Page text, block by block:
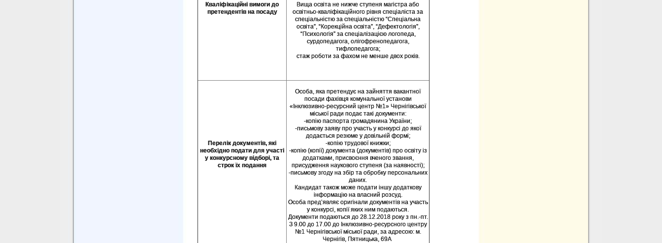
Кваліфікаційні вимоги до
претендентів на посаду
Вища освіта не нижче ступеня магістра або
освітньо-кваліфікаційного рівня спеціаліста за
спеціальністю за спеціальністю “Спеціальна
освіта”, “Корекційна освіта”, “Дефектологія”,
“Психологія” за спеціалізацією логопеда,
сурдопедагога, олігофренопедагога,
тифлопедагога;
стаж роботи за фахом не менше двох років.
Перелік документів, які
необхідно подати для участі
у конкурсному відборі, та
строк їх подання
Особа, яка претендує на зайняття вакантної
посади фахівця комунальної установи
«Інклюзивно-ресурсний центр №1» Чернігівської
міської ради подає такі документи:
-копію паспорта громадянина України;
-письмову заяву про участь у конкурсі до якої
додається резюме у довільній формі;
-копію трудової книжки;
-копію (копії) документа (документів) про освіту із
додатками, присвоєння вченого звання,
присудження наукового ступеня (за наявності);
-письмову згоду на збір та обробку персональних
даних.
Кандидат також може подати іншу додаткову
інформацію на власний розсуд.
Особа пред’являє оригінали документів на участь
у конкурсі, копії яких ним подаються.
Документи подаються до 28.12.2018 року з пн.-пт.
З 9.00 до 17.00 до Інклюзивно-ресурсного центру
№1 Чернігівської міської ради, за адресою: м.
Чернігів, Пятницька, 69А